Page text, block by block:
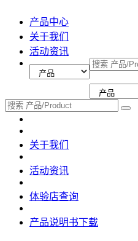
产品中心
关于我们
活动资讯
关于我们
活动资讯
体验店查询
产品说明书下载